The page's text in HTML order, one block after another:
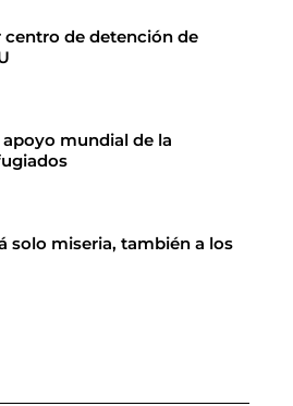
centro de detención de
mundial de la
solo miseria, también a los